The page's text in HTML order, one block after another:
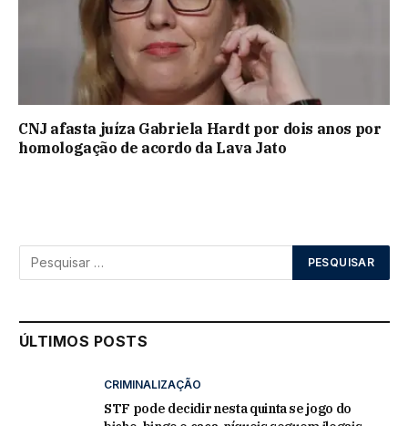
CNJ afasta juíza Gabriela Hardt por dois anos por
homologação de acordo da Lava Jato
ÚLTIMOS POSTS
CRIMINALIZAÇÃO
STF pode decidir nesta quinta se jogo do